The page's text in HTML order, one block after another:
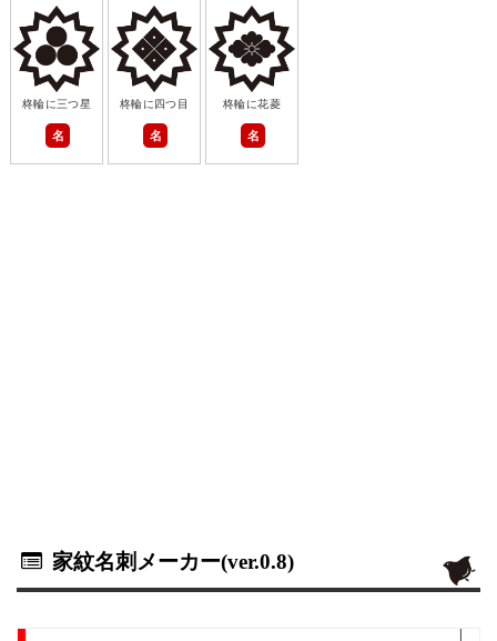
柊輪に三つ星
名
柊輪に四つ目
名
柊輪に花菱
名
家紋名刺メーカー(ver.0.8)